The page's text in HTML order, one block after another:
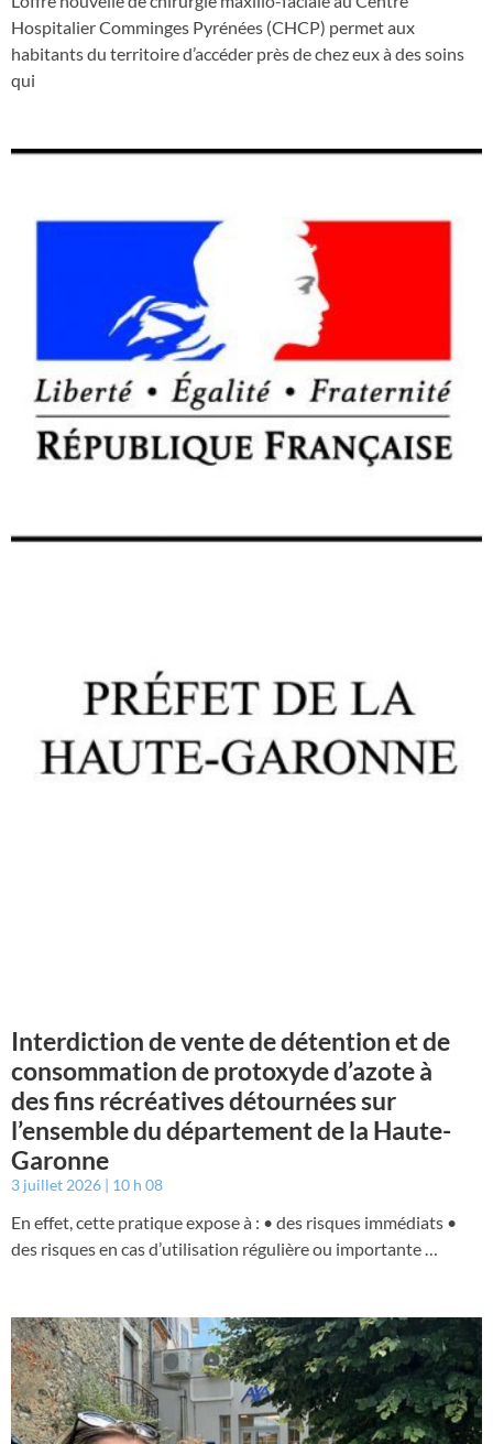
Hospitalier Comminges Pyrénées (CHCP) permet aux
habitants du territoire d’accéder près de chez eux à des soins
qui
Interdiction de vente de détention et de
consommation de protoxyde d’azote à
des fins récréatives détournées sur
l’ensemble du département de la Haute-
Garonne
3 juillet 2026 10 h 08
En effet, cette pratique expose à : • des risques immédiats •
des risques en cas d’utilisation régulière ou importante …